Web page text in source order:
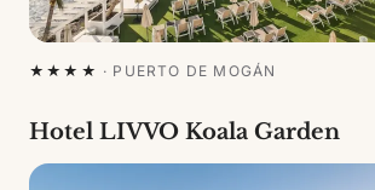
★★★★ · PUERTO DE MOGÁN
Hotel LIVVO Koala Garden